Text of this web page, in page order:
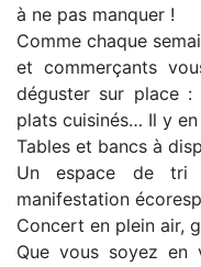
à ne pas manquer !
Comme chaque
et commerçants
déguster sur place
plats cuisinés… Il y
Tables et bancs à
Un espace de tri
manifestation
Concert en plein air,
Que vous soyez en